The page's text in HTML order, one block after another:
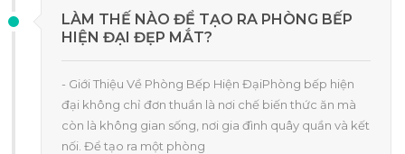
LÀM THẾ NÀO ĐỂ TẠO RA PHÒNG BẾP
HIỆN ĐẠI ĐẸP MẮT?
- Giới Thiệu Về Phòng Bếp Hiện ĐạiPhòng bếp hiện
đại không chỉ đơn thuần là nơi chế biến thức ăn mà
còn là không gian sống, nơi gia đình quây quần và kết
nối. Để tạo ra một phòng